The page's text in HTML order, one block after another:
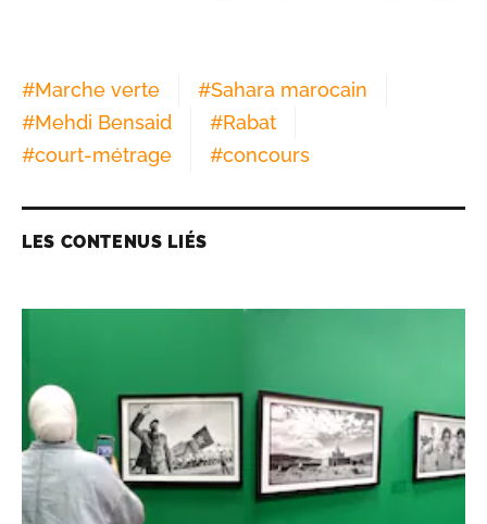
#Marche verte #Sahara marocain
#Mehdi Bensaid #Rabat
#court-métrage #concours
LES CONTENUS LIÉS